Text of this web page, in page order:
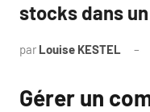
stocks dans
par Louise KESTEL
Gérer un